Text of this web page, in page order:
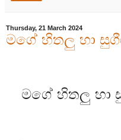
Thursday, 21 March 2024
මගේ හිතලු හා
මගේ හිතලු හා